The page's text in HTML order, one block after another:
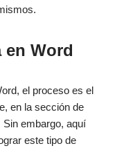
en Word
el proceso es el
en la sección de
Sin embargo, aquí
este tipo de